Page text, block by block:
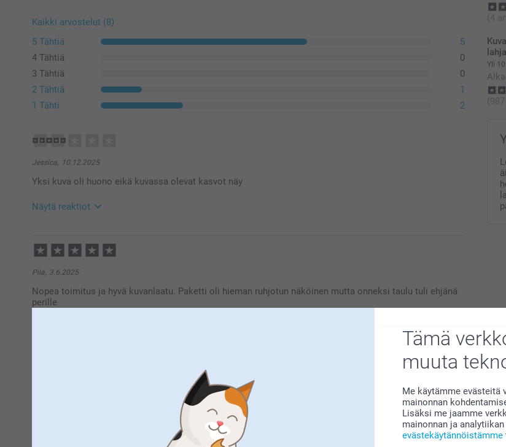
Tämä
muuta
Me käytämme evästeitä
mainonnan
Lisäksi me jaamme
mainonnan ja
evästekäytännöistämme
Kaikki arvostelut (8)
5 Tähtiä
5
4 Tähtiä
0
3 Tähtiä
0
2 Tähtiä
1
1 Tähti
2
Jessica, 10.12.2025
Yksi kuva oli huono eikä kuvassa olevat kasvot näy
Näytä reaktiot
21:04
Hei Jessica!
Kiitos palautteesta. Ikävä kuulla että et ole täysin tyytyväinen saamaasi tuotteeseen. Mikäli haluat
autamme mielellään 😊
Piia, 3.6.2025
Nopea toimitus ja hyvä kuvanlaatu. Paketti oli hieman ruhjotun näköinen mutta onneksi taulu tuli ehjänä
perille
Suuret kiitokset 5 tähden arvosanasta. Kiva että pidät taulusta, se on ihana itselle tai antaa
(4
Yli